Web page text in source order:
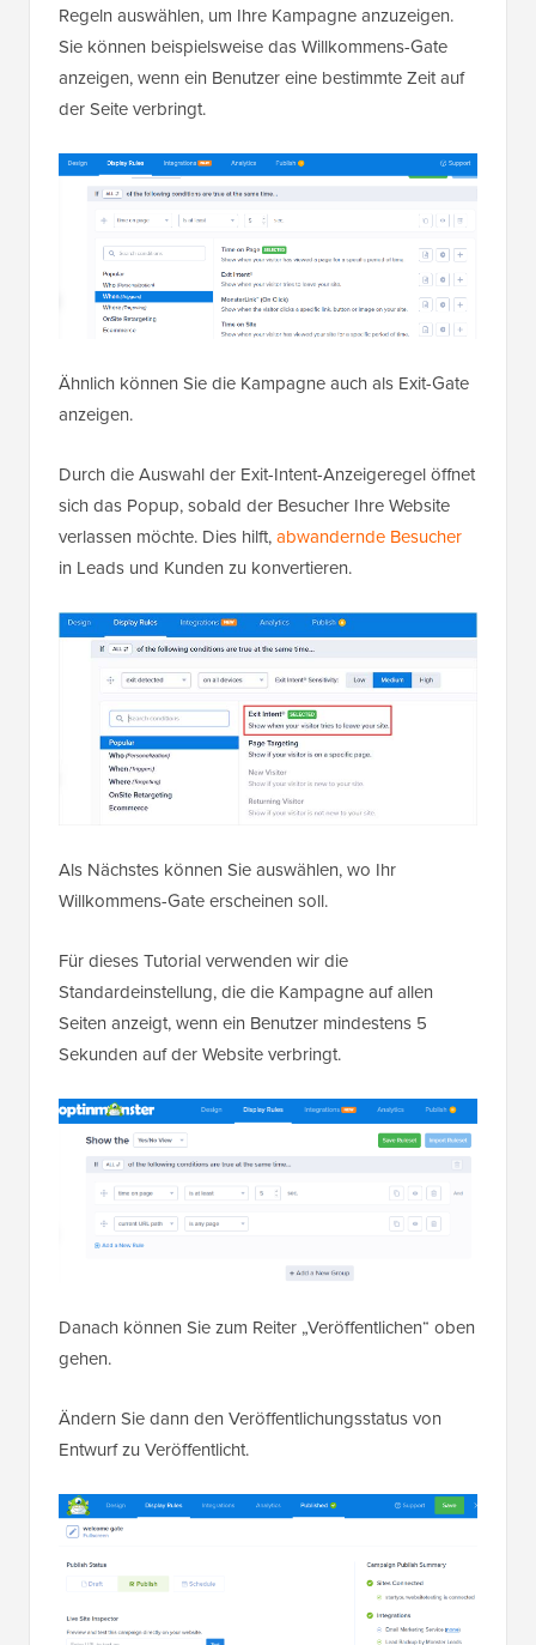
Regeln auswählen, um Ihre Kampagne anzuzeigen.
Sie können beispielsweise das Willkommens-Gate
anzeigen, wenn ein Benutzer eine bestimmte Zeit auf
der Seite verbringt.
Ähnlich können Sie die Kampagne auch als Exit-Gate
anzeigen.
Durch die Auswahl der Exit-Intent-Anzeigeregel öffnet
sich das Popup, sobald der Besucher Ihre Website
verlassen möchte. Dies hilft,abwandernde Besucher
in Leads und Kunden zu konvertieren.
Als Nächstes können Sie auswählen, wo Ihr
Willkommens-Gate erscheinen soll.
Für dieses Tutorial verwenden wir die
Standardeinstellung, die die Kampagne auf allen
Seiten anzeigt, wenn ein Benutzer mindestens 5
Sekunden auf der Website verbringt.
Danach können Sie zum Reiter „Veröffentlichen“ oben
gehen.
Ändern Sie dann den Veröffentlichungsstatus von
Entwurf zu Veröffentlicht.